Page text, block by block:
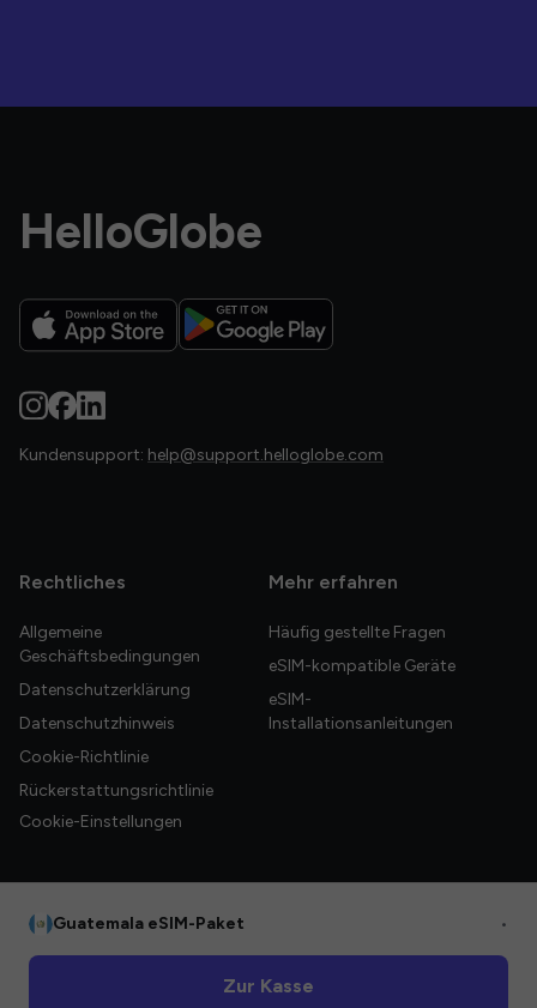
HelloGlobe
Kundensupport: help@support.helloglobe.com
Rechtliches
Allgemeine
Geschäftsbedingungen
Datenschutzerklärung
Datenschutzhinweis
Cookie-Richtlinie
Rückerstattungsrichtlinie
Cookie-Einstellungen
Mehr erfahren
Häufig gestellte Fragen
eSIM-kompatible Geräte
eSIM-
Installationsanleitungen
Guatemala eSIM-Paket •
Zur Kasse